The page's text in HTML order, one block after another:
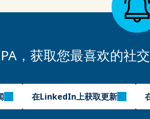
，获取您最喜欢的社
在LinkedIn上获取更新